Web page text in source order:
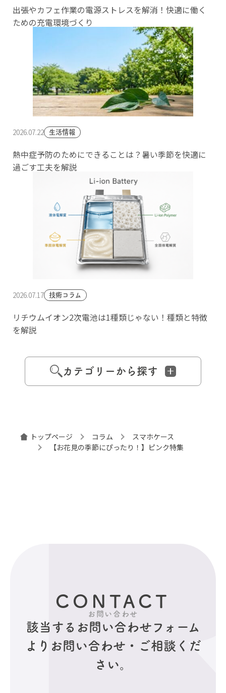
出張やカフェ作業の電源ストレスを解消！快適に働く
ための充電環境づくり
2026.07.22 生活情報
熱中症予防のためにできることは？暑い季節を快適に
過ごす工夫を解説
2026.07.17 技術コラム
リチウムイオン2次電池は1種類じゃない！種類と特徴
を解説
カテゴリーから探す
トップページ コラム
スマホケース
【お花見の季節にぴったり！】ピンク特集
CONTACT
お問い合わせ
該当するお問い合わせフォーム
より お問い合わせ・ご相談くだ
さい。